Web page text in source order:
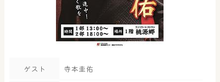
ゲスト 寺本圭佑